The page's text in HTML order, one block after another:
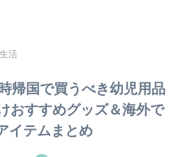
活
帰国で買うべき幼児用品
おすすめグッズ＆海外で
イテムまとめ